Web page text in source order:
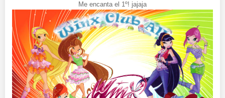
Me encanta el 1º! jajaja